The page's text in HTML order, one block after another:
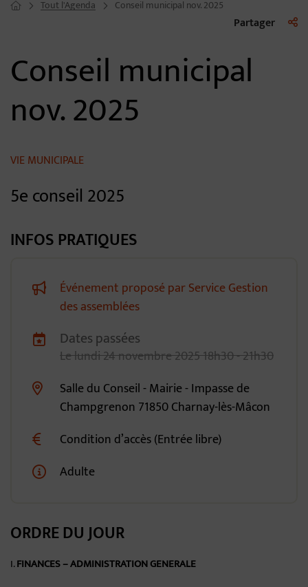
Page d'accueil du site
Tout l'Agenda Conseil municipal nov. 2025
Partager
Conseil municipal
nov. 2025
VIE MUNICIPALE
5e conseil 2025
INFOS PRATIQUES
Événement proposé par Service Gestion
des assemblées
Dates de planification
Dates passées
Lelundi24novembre202518h30 - 21h30
Lieu alternatif
Salle du Conseil - Mairie - Impasse de
Champgrenon 71850 Charnay-lès-Mâcon
Condition d’accès (Entrée libre)
Adulte
ORDRE DU JOUR
I.FINANCES – ADMINISTRATION GENERALE